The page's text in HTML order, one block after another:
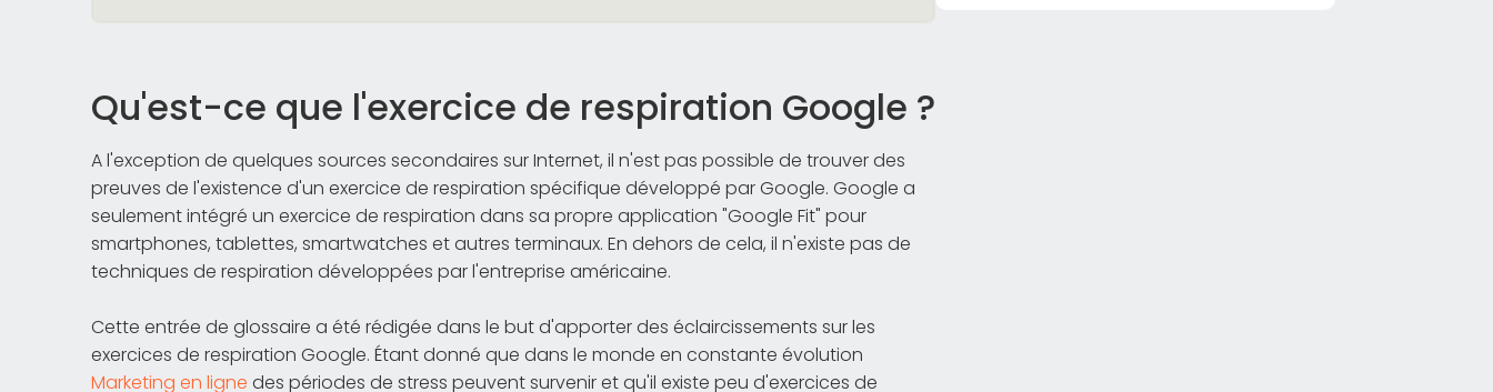
Qu'est-ce que l'exercice de respiration Google ?
A l'exception de quelques sources secondaires sur Internet, il n'est pas possible de trouver des
preuves de l'existence d'un exercice de respiration spécifique développé par Google. Google a
seulement intégré un exercice de respiration dans sa propre application "Google Fit" pour
smartphones, tablettes, smartwatches et autres terminaux. En dehors de cela, il n'existe pas de
techniques de respiration développées par l'entreprise américaine.
Cette entrée de glossaire a été rédigée dans le but d'apporter des éclaircissements sur les
exercices de respiration Google. Étant donné que dans le monde en constante évolution
Marketing en ligne des périodes de stress peuvent survenir et qu'il existe peu d'exercices de